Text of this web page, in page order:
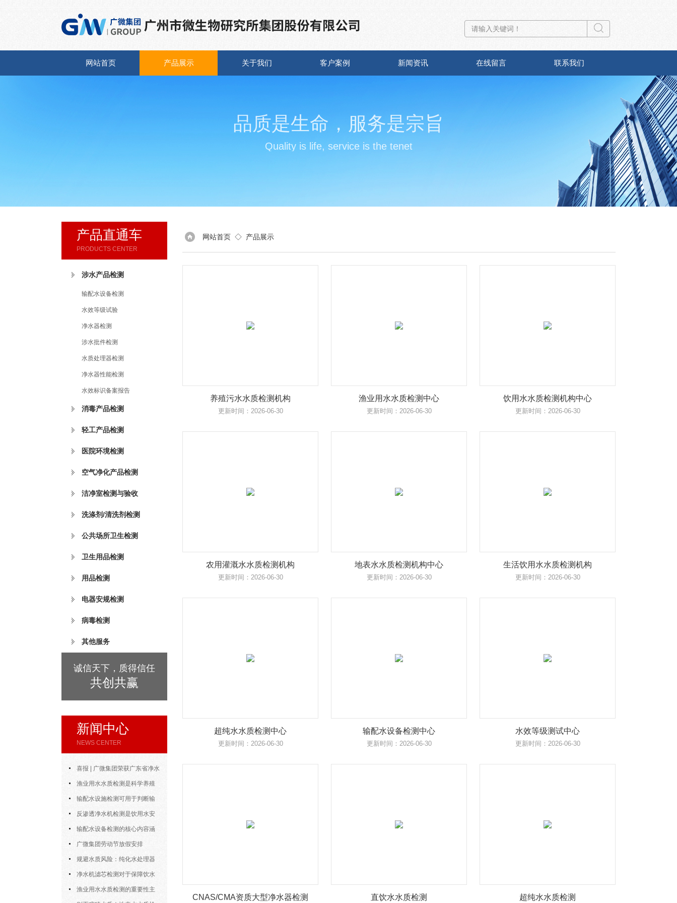
网站首页 产品展示 关于我们 客户案例 新闻资讯 在线留言 联系我们
品质是生命，服务是宗旨
Quality is life, service is the tenet
产品直通车
PRODUCTS CENTER
涉水产品检测
输配水设备检测
水效等级试验
净水器检测
涉水批件检测
水质处理器检测
净水器性能检测
水效标识备案报告
消毒产品检测
轻工产品检测
医院环境检测
空气净化产品检测
洁净室检测与验收
洗涤剂/清洗剂检测
公共场所卫生检测
卫生用品检测
用品检测
电器安规检测
病毒检测
其他服务
诚信天下，质得信任
共创共赢
新闻中心
NEWS CENTER
喜报 | 广微集团荣获广东省净水
设备协会“优秀会员企业”称号
渔业用水水质检测是科学养殖
中的重要工具
输配水设施检测可用于判断输
水设施能否安全、稳定地完成供水
任务
反渗透净水机检测是饮用水安
全体系中的重要一环
输配水设备检测的核心内容涵
盖了多个方面
广微集团劳动节放假安排
规避水质风险：纯化水处理器
检测的核心环节与细节把控
净水机滤芯检测对于保障饮水
安全具有重要意义
渔业用水水质检测的重要性主
网站首页 ◇ 产品展示
养殖污水水质检测机构
更新时间：2026-06-30
渔业用水水质检测中心
更新时间：2026-06-30
饮用水水质检测机构中心
更新时间：2026-06-30
农用灌溉水水质检测机构
更新时间：2026-06-30
地表水水质检测机构中心
更新时间：2026-06-30
生活饮用水水质检测机构
更新时间：2026-06-30
超纯水水质检测中心
更新时间：2026-06-30
输配水设备检测中心
更新时间：2026-06-30
水效等级测试中心
更新时间：2026-06-30
CNAS/CMA资质大型净水器检测 直饮水水质检测 超纯水水质检测